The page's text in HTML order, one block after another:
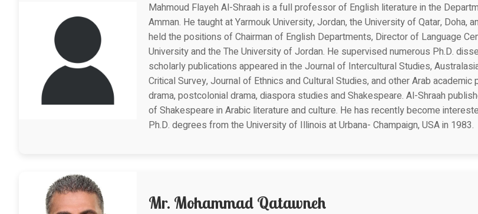
Mahmoud Flayeh Al-Shraah is a full professor of English literature in the
Amman. He taught at Yarmouk University, Jordan, the University of Qatar, Doha,
held the positions of Chairman of English Departments, Director of Language
University and the The University of Jordan. He supervised numerous Ph.D.
scholarly publications appeared in the Journal of Intercultural Studies,
Critical Survey, Journal of Ethnics and Cultural Studies, and other Arab
drama, postcolonial drama, diaspora studies and Shakespeare. Al-Shraah
of Shakespeare in Arabic literature and culture. He has recently become
Ph.D. degrees from the University of Illinois at Urbana- Champaign, USA in 1983.
Mr. Mohammad Qatawneh